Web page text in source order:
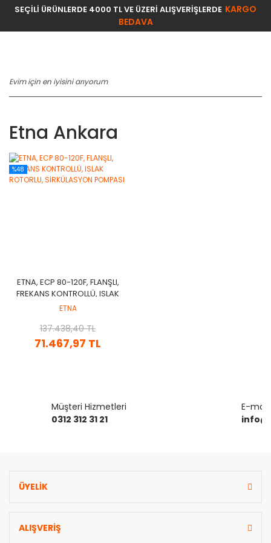
SEÇİLİ ÜRÜNLERDE 4000 TL VE ÜZERİ ALIŞVERİŞLERDE KARGO
BEDAVA
Etna Ankara
%48
ETNA, ECP 80-120F, FLANŞLI,
FREKANS KONTROLLÜ, ISLAK
ROTORLU, SİRKÜLASYON
ETNA
71.467,97 TL
137.438,40 TL
Müşteri Hizmetleri
0312 312 31 21
E-mail
ÜYELİK
ALIŞVERİŞ